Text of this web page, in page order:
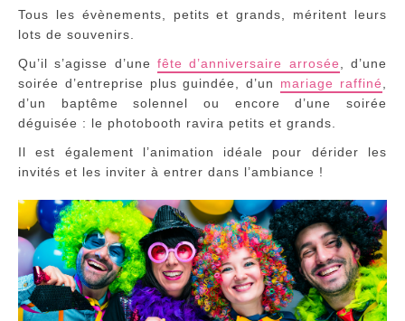
Tous les évènements, petits et grands, méritent leurs
lots de souvenirs.
Qu’il s’agisse d’une fête d’anniversaire arrosée
, d’une
soirée d’entreprise plus guindée, d’un mariage raffiné
d’un baptême solennel ou encore d’une soirée
déguisée : le photobooth ravira petits et grands.
Il est également l’animation idéale pour dérider les
invités et les inviter à entrer dans l’ambiance !